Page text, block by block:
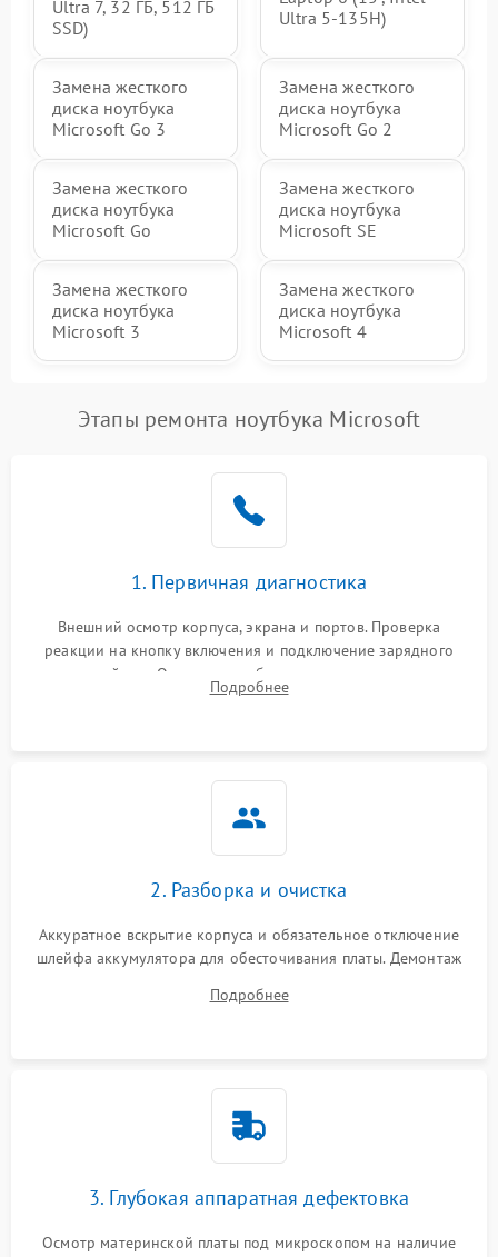
Ultra 7, 32 ГБ, 512 ГБ
SSD)
Ultra 5-135H)
Замена жесткого
диска ноутбука
Microsoft Go 3
Замена жесткого
диска ноутбука
Microsoft Go 2
Замена жесткого
диска ноутбука
Microsoft Go
Замена жесткого
диска ноутбука
Microsoft SE
Замена жесткого
диска ноутбука
Microsoft 3
Замена жесткого
диска ноутбука
Microsoft 4
Этапы ремонта ноутбука Microsoft
1. Первичная диагностика
Внешний осмотр корпуса, экрана и портов. Проверка
реакции на кнопку включения и подключение зарядного
устройства. Оценка потребления тока с помощью
лабораторного блока питания для локализации проблемы.
Подробнее
2. Разборка и очистка
Аккуратное вскрытие корпуса и обязательное отключение
шлейфа аккумулятора для обесточивания платы. Демонтаж
высохшей термопасты с кристаллов чипов.
Подробнее
3. Глубокая аппаратная дефектовка
Осмотр материнской платы под микроскопом на наличие